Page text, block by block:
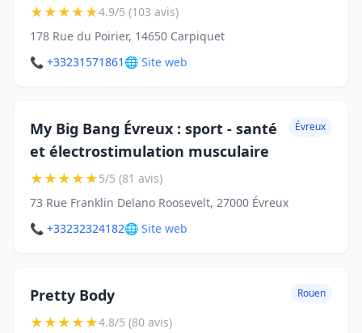
★★★★★4.9/5 (103 avis)
178 Rue du Poirier, 14650 Carpiquet
📞 +33231571861 🌐 Site web
My Big Bang Évreux : sport - santé
et électrostimulation musculaire
Évreux
★★★★★5/5 (81 avis)
73 Rue Franklin Delano Roosevelt, 27000 Évreux
📞 +33232324182🌐 Site web
Pretty Body Rouen
★★★★★4.8/5 (80 avis)